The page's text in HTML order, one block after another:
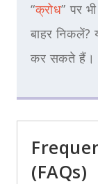
“क्रोध” पर
बाहर
कर सकते हैं।
(FAQs)